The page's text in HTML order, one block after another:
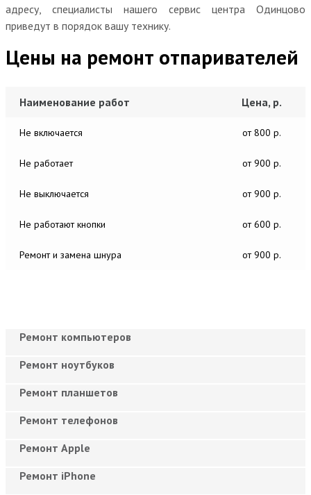
адресу, специалисты нашего сервис центра Одинцово
приведут в порядок вашу технику.
Цены на ремонт отпаривателей
Наименование работ Цена, р.
Не включается от 800 р.
Не работает от 900 р.
Не выключается от 900 р.
Не работают кнопки от 600 р.
Ремонт и замена шнура от 900 р.
Ремонт компьютеров
Ремонт ноутбуков
Ремонт планшетов
Ремонт телефонов
Ремонт Apple
Ремонт iPhone